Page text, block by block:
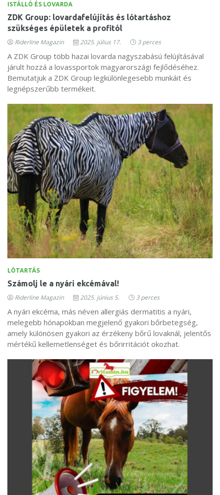
ISTÁLLÓ ÉS LOVARDA
ZDK Group: lovardafelújítás és lótartáshoz
szükséges épületek a profitól
Riderline Magazin 2025. július 17. 3 perces
A ZDK Group több hazai lovarda nagyszabású felújításával
járult hozzá a lovassportok magyarországi fejlődéséhez.
Bemutatjuk a ZDK Group legkülönlegesebb munkáit és
legnépszerűbb termékeit.
LÓTARTÁS
Számolj le a nyári ekcémával!
Riderline Magazin 2025. június 5. 3 perces
A nyári ekcéma, más néven allergiás dermatitis a nyári,
melegebb hónapokban megjelenő gyakori bőrbetegség,
amely különösen gyakori az érzékeny bőrű lovaknál, jelentős
mértékű kellemetlenséget és bőrirritációt okozhat.